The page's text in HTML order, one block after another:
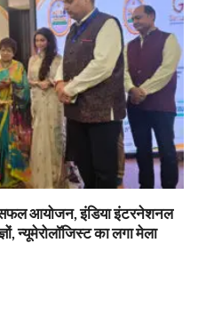
आयोजन, इंडिया इंटरनेशनल
न्यूमेरोलॉजिस्ट का लगा मेला